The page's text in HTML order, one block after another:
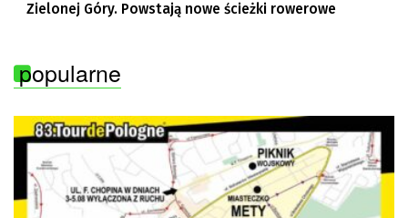
Zielonej Góry. Powstają nowe ścieżki rowerowe
popularne